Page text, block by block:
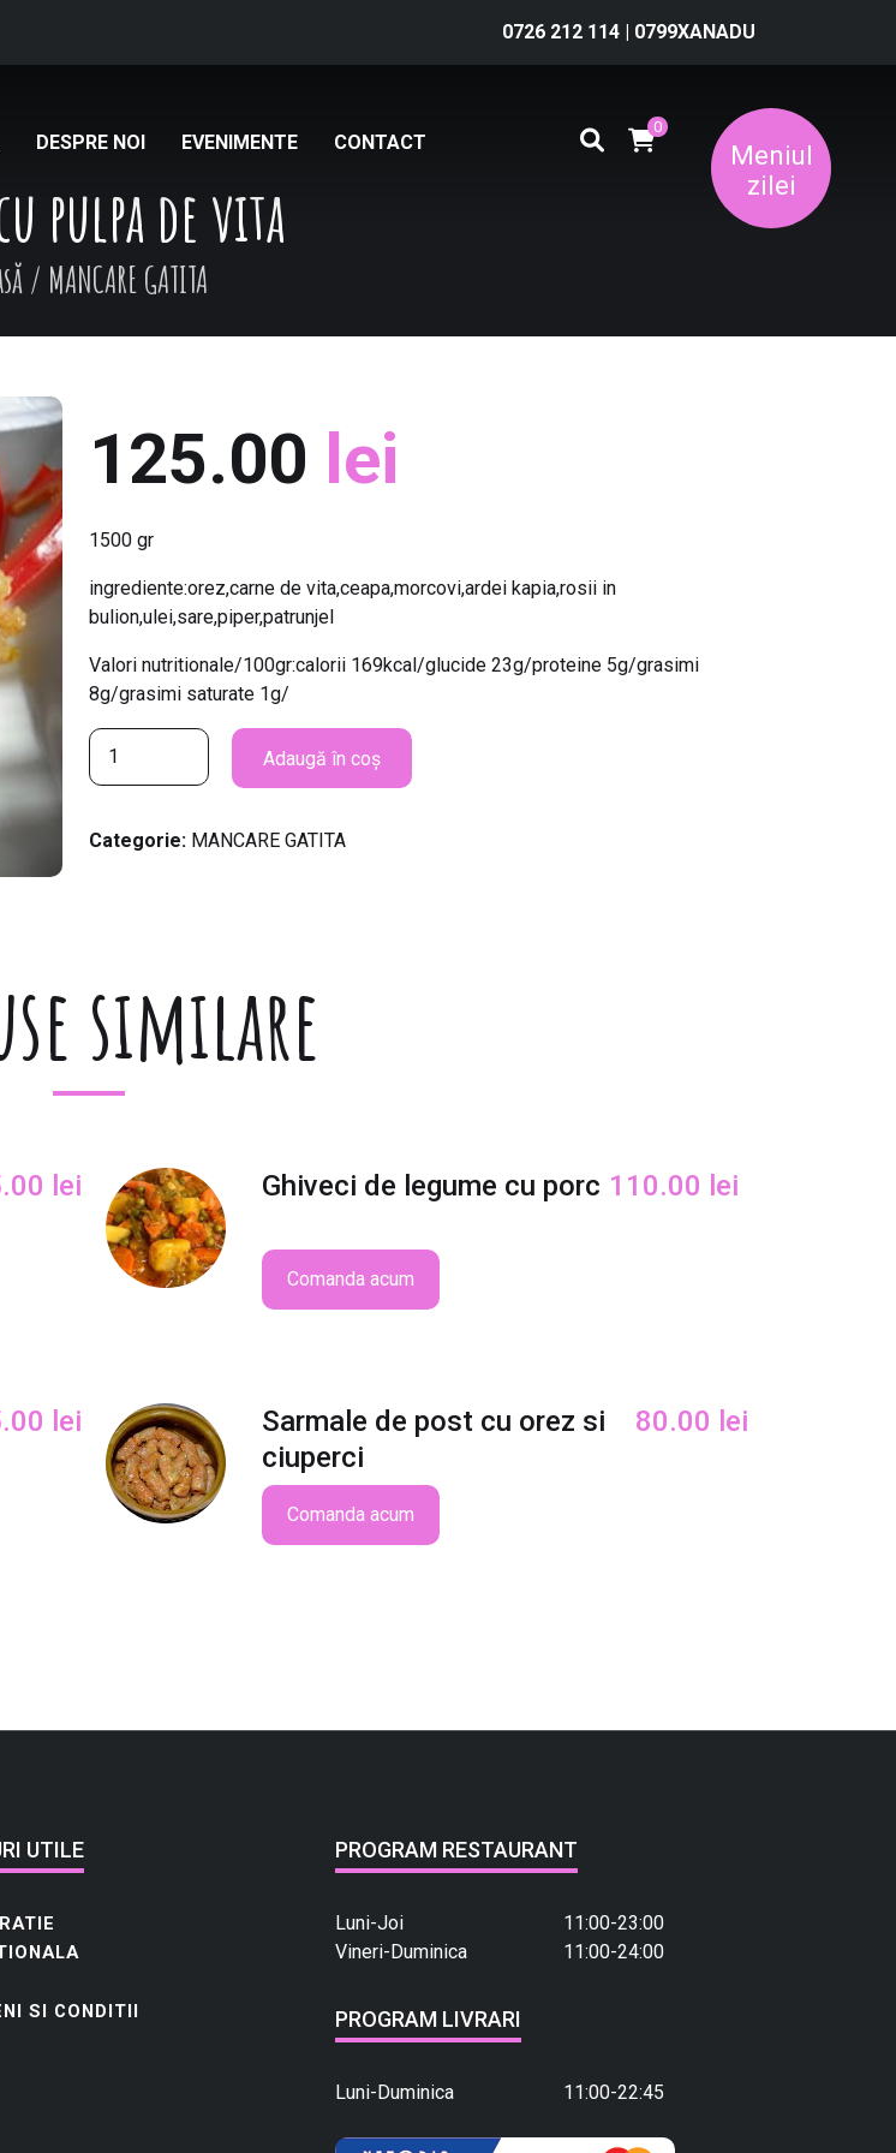
0726 212 114 | 0799XANADU
DESPRE NOI EVENIMENTE CONTACT
0
Meniul
zilei
pulpa de vita
/ MANCARE GATITA
125.00 lei
1500 gr
ingrediente:orez,carne de vita,ceapa,morcovi,ardei kapia,rosii in
bulion,ulei,sare,piper,patrunjel
Valori nutritionale/100gr:calorii 169kcal/glucide 23g/proteine 5g/grasimi
8g/grasimi saturate 1g/
C
a
t
P
a
Adaugă în coș
Categorie: MANCARE GATITA
similare
lei Ghiveci de legume cu porc 110.00 lei
Comanda acum
lei
Sarmale de post cu orez si
ciuperci
80.00 lei
Comanda acum
UTILE
SI CONDITII
PROGRAM RESTAURANT
Luni-Joi
11:00-23:00
Vineri-Duminica
11:00-24:00
PROGRAM LIVRARI
Luni-Duminica 11:00-22:45